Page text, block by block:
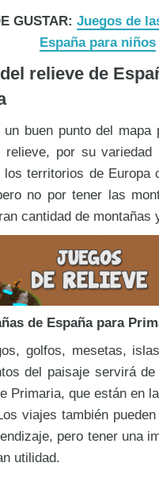
GUSTAR: Juegos de
España para niños
relieve de
un buen punto del mapa
relieve, por su variedad
los territorios de Europa
no por tener las
cantidad de montañas
de España para
golfos, mesetas,
del paisaje servirá
Primaria, que están en
viajes también
pero tener una
utilidad.